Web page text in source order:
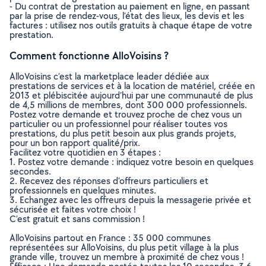
- Du contrat de prestation au paiement en ligne, en passant
par la prise de rendez-vous, l’état des lieux, les devis et les
factures : utilisez nos outils gratuits à chaque étape de votre
prestation.
Comment fonctionne AlloVoisins ?
AlloVoisins c’est la marketplace leader dédiée aux
prestations de services et à la location de matériel, créée en
2013 et plébiscitée aujourd’hui par une communauté de plus
de 4,5 millions de membres, dont 300 000 professionnels.
Postez votre demande et trouvez proche de chez vous un
particulier ou un professionnel pour réaliser toutes vos
prestations, du plus petit besoin aux plus grands projets,
pour un bon rapport qualité/prix.
Facilitez votre quotidien en 3 étapes :
1. Postez votre demande : indiquez votre besoin en quelques
secondes.
2. Recevez des réponses d’offreurs particuliers et
professionnels en quelques minutes.
3. Echangez avec les offreurs depuis la messagerie privée et
sécurisée et faites votre choix !
C’est gratuit et sans commission !
AlloVoisins partout en France : 35 000 communes
représentées sur AlloVoisins, du plus petit village à la plus
grande ville, trouvez un membre à proximité de chez vous !